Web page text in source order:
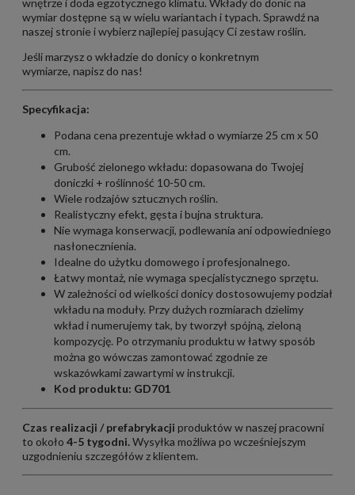
wnętrze i doda egzotycznego klimatu. Wkłady do donic na
wymiar dostępne są w wielu wariantach i typach. Sprawdź na
naszej stronie i wybierz najlepiej pasujący Ci zestaw roślin.
Jeśli marzysz o wkładzie do donicy o konkretnym
wymiarze, napisz do nas!
Specyfikacja:
Podana cena prezentuje wkład o wymiarze 25 cm x 50
cm.
Grubość zielonego wkładu: dopasowana do Twojej
doniczki + roślinność 10-50 cm.
Wiele rodzajów sztucznych roślin.
Realistyczny efekt, gęsta i bujna struktura.
Nie wymaga konserwacji, podlewania ani odpowiedniego
nasłonecznienia.
Idealne do użytku domowego i profesjonalnego.
Łatwy montaż, nie wymaga specjalistycznego sprzętu.
W zależności od wielkości donicy dostosowujemy podział
wkładu na moduły. Przy dużych rozmiarach dzielimy
wkład i numerujemy tak, by tworzył spójną, zieloną
kompozycję. Po otrzymaniu produktu w łatwy sposób
można go wówczas zamontować zgodnie ze
wskazówkami zawartymi w instrukcji.
Kod produktu: GD701
Czas realizacji / prefabrykacji produktów w naszej pracowni
to około 4-5 tygodni.Wysyłka możliwa po wcześniejszym
uzgodnieniu szczegółów z klientem.